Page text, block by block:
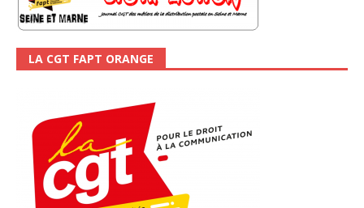
LA CGT FAPT ORANGE